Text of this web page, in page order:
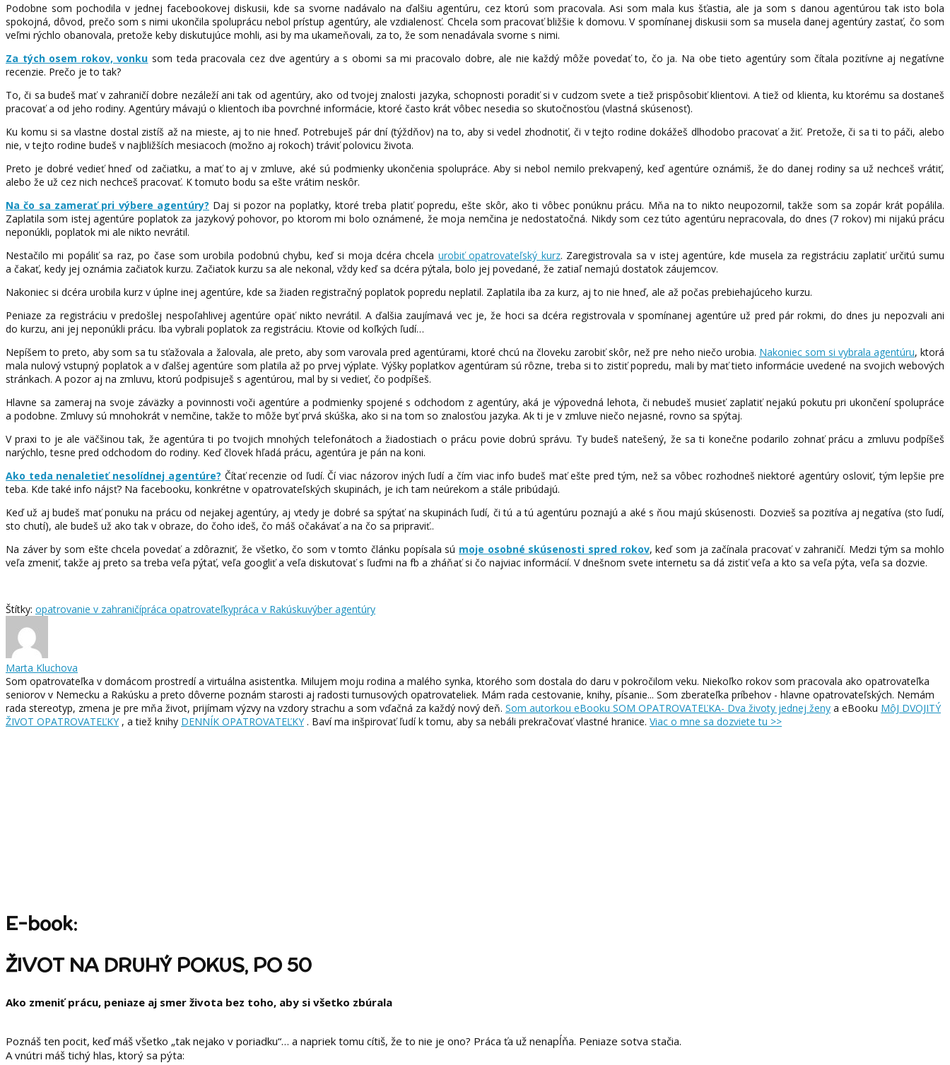
Podobne som pochodila v jednej facebookovej diskusii, kde sa svorne nadávalo na ďalšiu agentúru, cez ktorú som pracovala. Asi som mala kus šťastia, ale ja som s danou agentúrou tak isto bola
spokojná, dôvod, prečo som s nimi ukončila spoluprácu nebol prístup agentúry, ale vzdialenosť. Chcela som pracovať bližšie k domovu. V spomínanej diskusii som sa musela danej agentúry zastať, čo som
veľmi rýchlo obanovala, pretože keby diskutujúce mohli, asi by ma ukameňovali, za to, že som nenadávala svorne s nimi.
Za tých osem rokov, vonku som teda pracovala cez dve agentúry a s obomi sa mi pracovalo dobre, ale nie každý môže povedať to, čo ja. Na obe tieto agentúry som čítala pozitívne aj negatívne
recenzie. Prečo je to tak?
To, či sa budeš mať v zahraničí dobre nezáleží ani tak od agentúry, ako od tvojej znalosti jazyka, schopnosti poradiť si v cudzom svete a tiež prispôsobiť klientovi. A tiež od klienta, ku ktorému sa dostaneš
pracovať a od jeho rodiny. Agentúry mávajú o klientoch iba povrchné informácie, ktoré často krát vôbec nesedia so skutočnosťou (vlastná skúsenosť).
Ku komu si sa vlastne dostal zistíš až na mieste, aj to nie hneď. Potrebuješ pár dní (týždňov) na to, aby si vedel zhodnotiť, či v tejto rodine dokážeš dlhodobo pracovať a žiť. Pretože, či sa ti to páči, alebo
nie, v tejto rodine budeš v najbližších mesiacoch (možno aj rokoch) tráviť polovicu života.
Preto je dobré vedieť hneď od začiatku, a mať to aj v zmluve, aké sú podmienky ukončenia spolupráce. Aby si nebol nemilo prekvapený, keď agentúre oznámiš, že do danej rodiny sa už nechceš vrátiť,
alebo že už cez nich nechceš pracovať. K tomuto bodu sa ešte vrátim neskôr.
Na čo sa zamerať pri výbere agentúry? Daj si pozor na poplatky, ktoré treba platiť popredu, ešte skôr, ako ti vôbec ponúknu prácu. Mňa na to nikto neupozornil, takže som sa zopár krát popálila.
Zaplatila som istej agentúre poplatok za jazykový pohovor, po ktorom mi bolo oznámené, že moja nemčina je nedostatočná. Nikdy som cez túto agentúru nepracovala, do dnes (7 rokov) mi nijakú prácu
neponúkli, poplatok mi ale nikto nevrátil.
Nestačilo mi popáliť sa raz, po čase som urobila podobnú chybu, keď si moja dcéra chcela urobiť opatrovateľský kurz. Zaregistrovala sa v istej agentúre, kde musela za registráciu zaplatiť určitú sumu
a čakať, kedy jej oznámia začiatok kurzu. Začiatok kurzu sa ale nekonal, vždy keď sa dcéra pýtala, bolo jej povedané, že zatiaľ nemajú dostatok záujemcov.
Nakoniec si dcéra urobila kurz v úplne inej agentúre, kde sa žiaden registračný poplatok popredu neplatil. Zaplatila iba za kurz, aj to nie hneď, ale až počas prebiehajúceho kurzu.
Peniaze za registráciu v predošlej nespoľahlivej agentúre opäť nikto nevrátil. A ďalšia zaujímavá vec je, že hoci sa dcéra registrovala v spomínanej agentúre už pred pár rokmi, do dnes ju nepozvali ani
do kurzu, ani jej neponúkli prácu. Iba vybrali poplatok za registráciu. Ktovie od koľkých ľudí…
Nepíšem to preto, aby som sa tu sťažovala a žalovala, ale preto, aby som varovala pred agentúrami, ktoré chcú na človeku zarobiť skôr, než pre neho niečo urobia. Nakoniec som si vybrala agentúru, ktorá
mala nulový vstupný poplatok a v ďalšej agentúre som platila až po prvej výplate. Výšky poplatkov agentúram sú rôzne, treba si to zistiť popredu, mali by mať tieto informácie uvedené na svojich webových
stránkach. A pozor aj na zmluvu, ktorú podpisuješ s agentúrou, mal by si vedieť, čo podpíšeš.
Hlavne sa zameraj na svoje záväzky a povinnosti voči agentúre a podmienky spojené s odchodom z agentúry, aká je výpovedná lehota, či nebudeš musieť zaplatiť nejakú pokutu pri ukončení spolupráce
a podobne. Zmluvy sú mnohokrát v nemčine, takže to môže byť prvá skúška, ako si na tom so znalosťou jazyka. Ak ti je v zmluve niečo nejasné, rovno sa spýtaj.
V praxi to je ale väčšinou tak, že agentúra ti po tvojich mnohých telefonátoch a žiadostiach o prácu povie dobrú správu. Ty budeš natešený, že sa ti konečne podarilo zohnať prácu a zmluvu podpíšeš
narýchlo, tesne pred odchodom do rodiny. Keď človek hľadá prácu, agentúra je pán na koni.
Ako teda nenaletieť nesolídnej agentúre? Čítať recenzie od ľudí. Čí viac názorov iných ľudí a čím viac info budeš mať ešte pred tým, než sa vôbec rozhodneš niektoré agentúry osloviť, tým lepšie pre
teba. Kde také info nájsť? Na facebooku, konkrétne v opatrovateľských skupinách, je ich tam neúrekom a stále pribúdajú.
Keď už aj budeš mať ponuku na prácu od nejakej agentúry, aj vtedy je dobré sa spýtať na skupinách ľudí, či tú a tú agentúru poznajú a aké s ňou majú skúsenosti. Dozvieš sa pozitíva aj negatíva (sto ľudí,
sto chutí), ale budeš už ako tak v obraze, do čoho ideš, čo máš očakávať a na čo sa pripraviť..
Na záver by som ešte chcela povedať a zdôrazniť, že všetko, čo som v tomto článku popísala sú moje osobné skúsenosti spred rokov, keď som ja začínala pracovať v zahraničí. Medzi tým sa mohlo
veľa zmeniť, takže aj preto sa treba veľa pýtať, veľa googliť a veľa diskutovať s ľuďmi na fb a zháňať si čo najviac informácií. V dnešnom svete internetu sa dá zistiť veľa a kto sa veľa pýta, veľa sa dozvie.
Štítky: opatrovanie v zahraničípráca opatrovateľkypráca v Rakúskuvýber agentúry
Marta Kluchova
Som opatrovateľka v domácom prostredí a virtuálna asistentka. Milujem moju rodina a malého synka, ktorého som dostala do daru v pokročilom veku. Niekoľko rokov som pracovala ako opatrovateľka
seniorov v Nemecku a Rakúsku a preto dôverne poznám starosti aj radosti turnusových opatrovateliek. Mám rada cestovanie, knihy, písanie... Som zberateľka príbehov - hlavne opatrovateľských. Nemám
rada stereotyp, zmena je pre mňa život, prijímam výzvy na vzdory strachu a som vďačná za každý nový deň. Som autorkou eBooku SOM OPATROVATEĽKA- Dva životy jednej ženy a eBooku MôJ DVOJITÝ
ŽIVOT OPATROVATEĽKY , a tiež knihy DENNÍK OPATROVATEĽKY . Baví ma inšpirovať ľudí k tomu, aby sa nebáli prekračovať vlastné hranice. Viac o mne sa dozviete tu >>
E-book:
ŽIVOT NA DRUHÝ POKUS, PO 50
Ako zmeniť prácu, peniaze aj smer života bez toho, aby si všetko zbúrala
Poznáš ten pocit, keď máš všetko „tak nejako v poriadku“… a napriek tomu cítiš, že to nie je ono? Práca ťa už nenapĺňa. Peniaze sotva stačia.
A vnútri máš tichý hlas, ktorý sa pýta: